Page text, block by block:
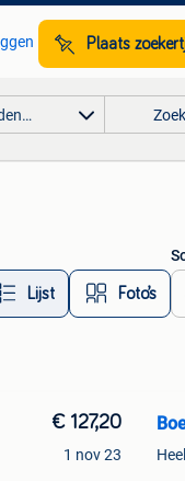
Plaats
Zoek
Lijst Foto’s
€ 127,20
1 nov 23